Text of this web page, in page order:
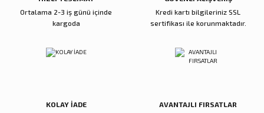
Ortalama 2-3 iş günü içinde
kargoda
Kredi kartı bilgileriniz SSL
sertifikası ile korunmaktadır.
KOLAY İADE
AVANTAJLI FIRSATLAR